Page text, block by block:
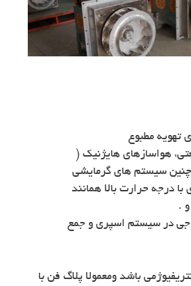
تهویه مطبوع
هواسازهای هایژنیک (
چنین سیستم های گرمایشی
با درجه حرارت بالا همانند
.
در سیستم اسپری و جمع
باشد ومعمولا پلاگ فن با